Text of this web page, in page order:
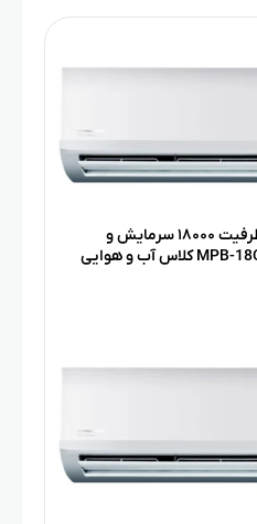
کولر گازی روتاری پاکشوما ظرفیت ۱۸۰۰۰ سرمایش و
گرمایش مدل MPB-18CH-T1-WIFI کلاس آب و هوایی